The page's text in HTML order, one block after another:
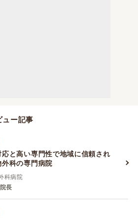
ュー記事
応と高い専門性で地域に信頼され
外科の専門病院
科病院
長